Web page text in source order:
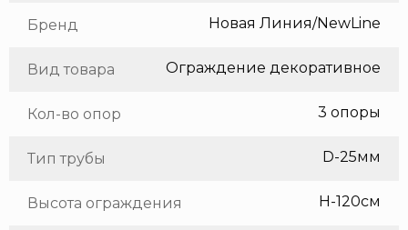
Бренд Новая Линия/NewLine
Вид товара Ограждение декоративное
Кол-во опор 3 опоры
Тип трубы D-25мм
Высота ограждения H-120см